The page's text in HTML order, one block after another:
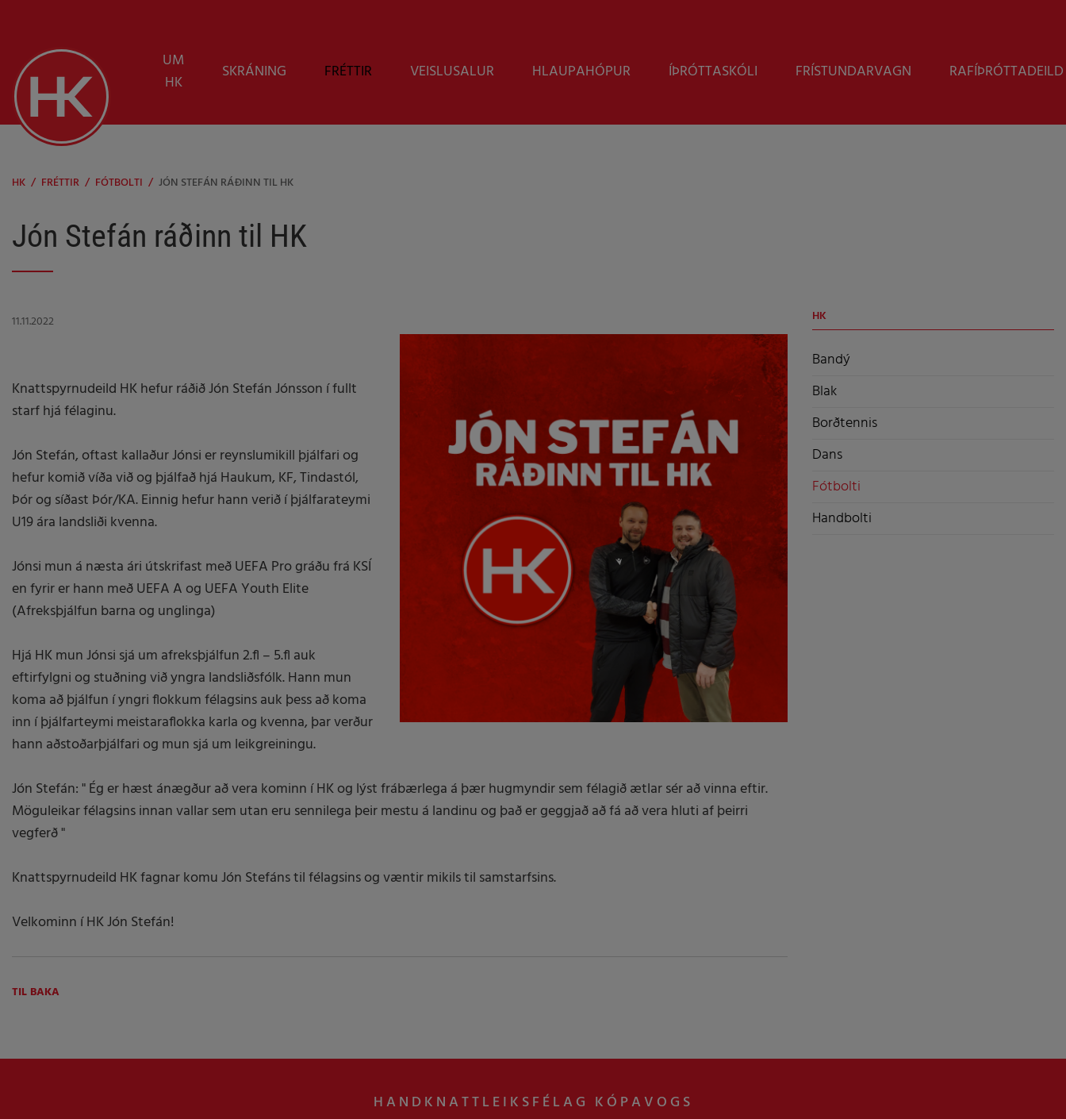
UM
HK
SKRÁNING FRÉTTIR VEISLUSALUR HLAUPAHÓPUR ÍÞRÓTTASKÓLI FRÍSTUNDARVAGN RAFÍÞRÓTTADEILD
Leita
HK / FRÉTTIR / FÓTBOLTI / JÓN STEFÁN RÁÐINN TIL HK
Jón Stefán ráðinn til HK
11.11.2022
Knattspyrnudeild HK hefur ráðið Jón Stefán Jónsson í fullt
starf hjá félaginu.
Jón Stefán, oftast kallaður Jónsi er reynslumikill þjálfari og
hefur komið víða við og þjálfað hjá Haukum, KF, Tindastól,
Þór og síðast Þór/KA. Einnig hefur hann verið í þjálfarateymi
U19 ára landsliði kvenna.
Jónsi mun á næsta ári útskrifast með UEFA Pro gráðu frá KSÍ
en fyrir er hann með UEFA A og UEFA Youth Elite
(Afreksþjálfun barna og unglinga)
Hjá HK mun Jónsi sjá um afreksþjálfun 2.fl – 5.fl auk
eftirfylgni og stuðning við yngra landsliðsfólk. Hann mun
koma að þjálfun í yngri flokkum félagsins auk þess að koma
inn í þjálfarteymi meistaraflokka karla og kvenna, þar verður
hann aðstoðarþjálfari og mun sjá um leikgreiningu.
Jón Stefán: " Ég er hæst ánægður að vera kominn í HK og lýst frábærlega á þær hugmyndir sem félagið ætlar sér að vinna eftir.
Möguleikar félagsins innan vallar sem utan eru sennilega þeir mestu á landinu og það er geggjað að fá að vera hluti af þeirri
vegferð "
Knattspyrnudeild HK fagnar komu Jón Stefáns til félagsins og væntir mikils til samstarfsins.
Velkominn í HK Jón Stefán!
TIL BAKA
HK
Bandý
Blak
Borðtennis
Dans
Fótbolti
Handbolti
HANDKNATTLEIKSFÉLAG KÓPAVOGS